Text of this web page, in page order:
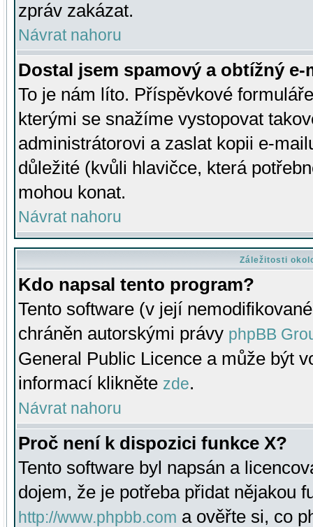
zpráv zakázat.
Návrat nahoru
Dostal jsem spamový a obtížný
To je nám líto. Příspěvkové
kterými se snažíme vystopovat
administrátorovi a zaslat kopii e-
důležité (kvůli hlavičce, která
mohou konat.
Návrat nahoru
Záležitosti
Kdo napsal tento program?
Tento software (v její
chráněn autorskými právy phpBB
General Public Licence a může být
informací klikněte zde.
Návrat nahoru
Proč není k dispozici funkce X?
Tento software byl napsán a
dojem, že je potřeba přidat nějakou
http://www.phpbb.com a ověřte si, co